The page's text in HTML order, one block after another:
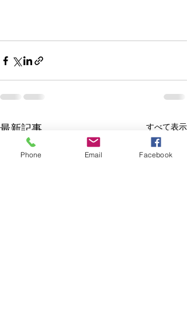
最新記事 すべて表示
Phone Email Facebook